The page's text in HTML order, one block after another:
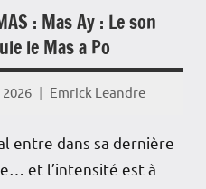
: Mas Ay : Le son
le Mas a Po
Emrick Leandre
entre dans sa dernière
et l’intensité est à